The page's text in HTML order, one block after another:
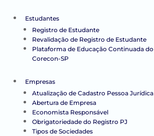
Estudantes
Registro de Estudante
Revalidação de Registro de Estudante
Plataforma de Educação Continuada do
Corecon-SP
Empresas
Atualização de Cadastro Pessoa Jurídica
Abertura de Empresa
Economista Responsável
Obrigatoriedade do Registro PJ
Tipos de Sociedades